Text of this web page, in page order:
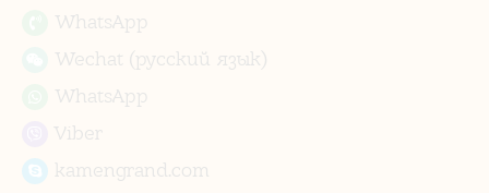
WhatsApp
Wechat (русский язык)
WhatsApp
Viber
kamengrand.com